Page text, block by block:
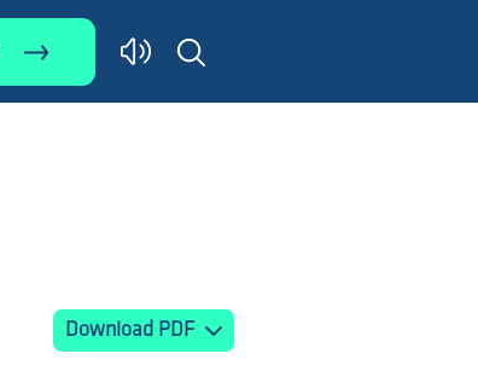
Download PDF